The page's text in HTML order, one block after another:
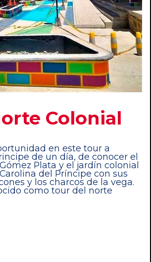
Colonial
en este tour a
de un día, de conocer el
Plata y el jardín colonial
del Príncipe con sus
y los charcos de la vega.
como tour del norte